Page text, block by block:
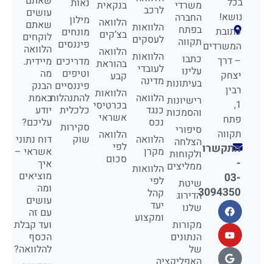
נושא!
כתובת
המשרדים
– דרך
יצחק
רבין
1,
פתח
תקווה
התקשרו
-
03-
3094350
משרדי
החברה
בפתח
תקווה
כתבו
עלינו
בעיתונות
רישיונות
והסמכות
סיפורי
הצלחה
ולקוחות
ממליצים
שיטת
הדירוג
שלנו
מקורות
הנתונים
של
לרכב
הלוואות
לעסקים
הלוואות
לעובדי
מדינה
הלוואה
כנגד
נכס
הלוואה
מקרן
הלוואות
לפי
קהל
יעד
ומקצוע
בנקאית
הלוואה
בצ’קים
הלוואה
בהוראת
קבע
הלוואות
בכרטיסי
אשראי
הלוואה
לפי
סכום
נאות
מילון
מונחים
פיננסים
מדריכים
וטיפים
פיננסיים
להתנהלות
כלכלית
סקירות
שוק
עושים
שאתם
לוקחים
הלוואה
מיידית.
מה
הבנק
באמת
יודע
עליכם?
דוח נתוני
אשראי –
איך
מוציאים
ומה
עושים
עם זה
ועד קבלת
הכסף
להלוואה?